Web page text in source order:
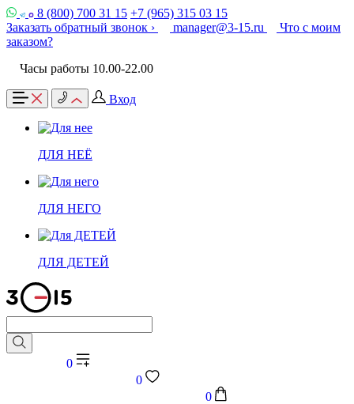
8 (800) 700 31 15 +7 (965) 315 03 15
Заказать обратный звонок ›
manager@3-15.ru
Что с моим
заказом?
Часы работы 10.00-22.00
Вход
ДЛЯ НЕЁ
ДЛЯ НЕГО
ДЛЯ ДЕТЕЙ
0
0
0